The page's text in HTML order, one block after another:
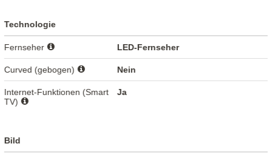
Technologie
Fernseher LED-Fernseher
Curved (gebogen) Nein
Internet-Funktionen (Smart
TV)
Ja
Bild